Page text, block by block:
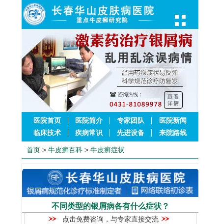
医院首页 医院简介 专家团队
医院新闻
临床技术
疾病常识 先进设备 来院路线
首页 > 牛皮癣百科 > 牛皮癣症状
不同类型的银屑病各有什么症状？
点击免费咨询，与专家直接交流